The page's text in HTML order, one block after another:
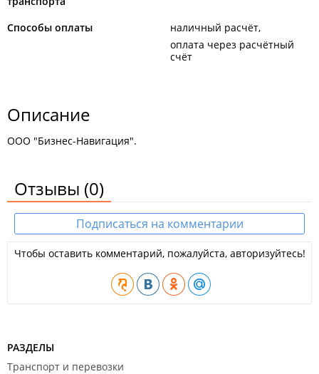
Способы оплаты
наличный расчёт
оплата через расчётный
счёт
Описание
ООО "Бизнес-Навигация".
Отзывы (0)
Подписаться на комментарии
Чтобы оставить комментарий, пожалуйста, авторизуйтесь!
РАЗДЕЛЫ
Транспорт и перевозки